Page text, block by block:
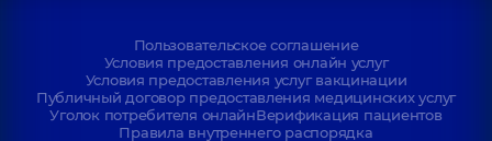
Пользовательское соглашение
Условия предоставления онлайн услуг
Условия предоставления услуг вакцинации
Публичный договор предоставления медицинских услуг
Уголок потребителя онлайнВерификация пациентов
Правила внутреннего распорядка